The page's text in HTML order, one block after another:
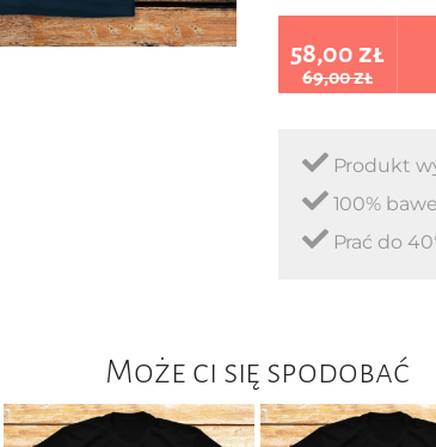
58,00 zł
69,00 zł
Produkt
100%
Prać do
Może ci się spodobać